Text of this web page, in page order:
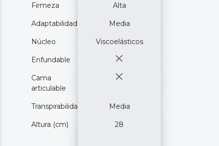
Firmeza Alta
Adaptabilidad Media
Núcleo Viscoelásticos
Enfundable
Cama
articulable
Transpirabilidad Media
Altura (cm) 28